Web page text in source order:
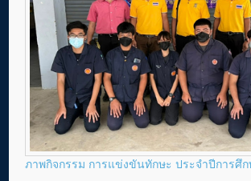
ภาพกิจกรรม การแข่งขันทักษะ ประจำปีการศึก